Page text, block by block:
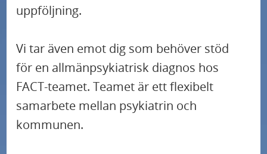
uppföljning.
Vi tar även emot dig som behöver stöd
för en allmänpsykiatrisk diagnos hos
FACT-teamet. Teamet är ett flexibelt
samarbete mellan psykiatrin och
kommunen.